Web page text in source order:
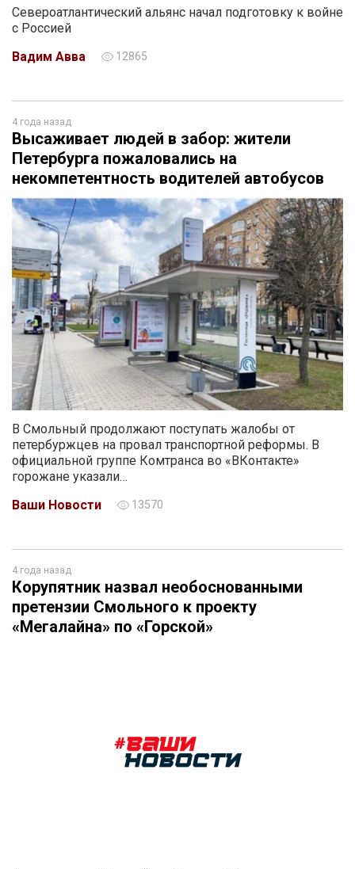
Североатлантический альянс начал подготовку к войне
с Россией
Вадим Авва
12865
4 года назад
Высаживает людей в забор: жители
Петербурга пожаловались на
некомпетентность водителей автобусов
В Смольный продолжают поступать жалобы от
петербуржцев на провал транспортной реформы. В
официальной группе Комтранса во «ВКонтакте»
горожане указали…
Ваши Новости
13570
4 года назад
Корупятник назвал необоснованными
претензии Смольного к проекту
«Мегалайна» по «Горской»